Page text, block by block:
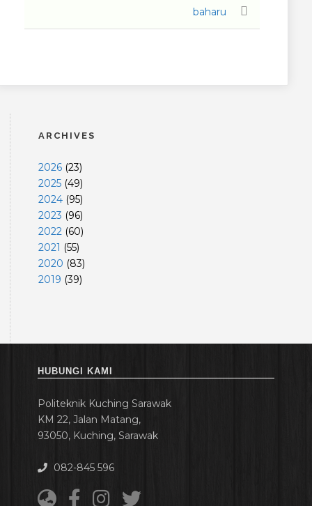
baharu
ARCHIVES
2026 (23)
2025 (49)
2024 (95)
2023 (96)
2022 (60)
2021 (55)
2020 (83)
2019 (39)
HUBUNGI KAMI
Politeknik Kuching Sarawak
KM 22, Jalan Matang,
93050, Kuching, Sarawak
082-845 596